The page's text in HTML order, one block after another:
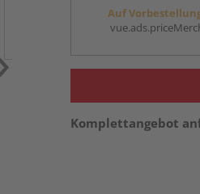
Auf
Komplettangebot